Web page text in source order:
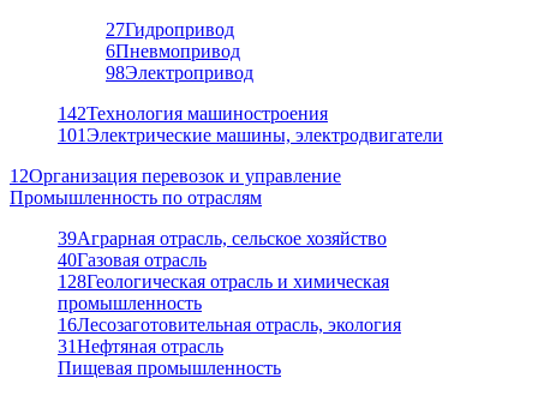
27Гидропривод
6Пневмопривод
98Электропривод
142Технология машиностроения
101Электрические машины, электродвигатели
12Организация перевозок и управление
Промышленность по отраслям
39Аграрная отрасль, сельское хозяйство
40Газовая отрасль
128Геологическая отрасль и химическая
промышленность
16Лесозаготовительная отрасль, экология
31Нефтяная отрасль
Пищевая промышленность